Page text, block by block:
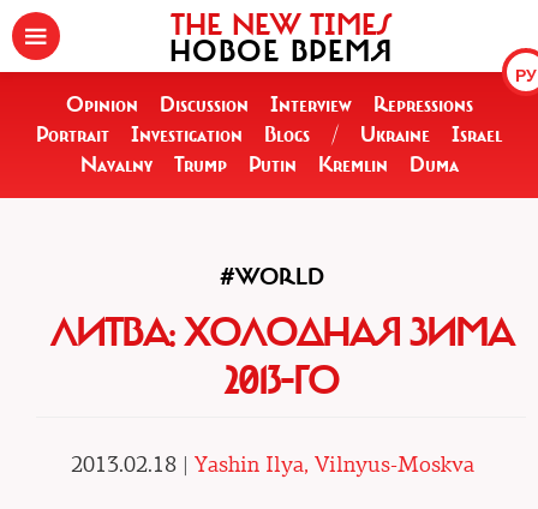
РУ
THE NEW TIMES
НОВОЕ ВРЕМЯ
Opinion Discussion Interview
Repressions
Portrait
Investigation Blogs / Ukraine
Israel
Navalny
Trump Putin Kremlin Duma
#WORLD
ЛИТВА: ХОЛОДНАЯ ЗИМА
2013-ГО
2013.02.18 | Yashin Ilya, Vilnyus-Moskva